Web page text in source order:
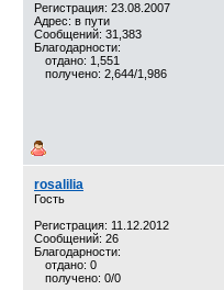
Регистрация: 23.08.2007
Адрес: в пути
Сообщений: 31,383
Благодарности:
отдано: 1,551
получено: 2,644/1,986
rosalilia
Гость
Регистрация: 11.12.2012
Сообщений: 26
Благодарности:
отдано: 0
получено: 0/0